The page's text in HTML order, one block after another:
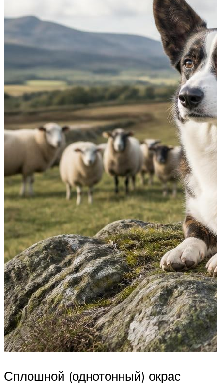
Сплошной (однотонный) окрас